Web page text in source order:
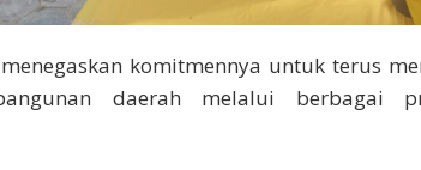
komitmennya untuk terus
daerah melalui berbagai